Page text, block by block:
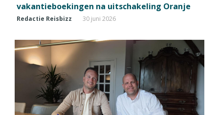
vakantieboekingen na uitschakeling Oranje
Redactie Reisbizz 30 juni 2026